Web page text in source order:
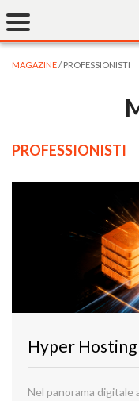
MAGAZINE/ PROFESSIONISTI
PROFESSIONISTI
Nel panorama